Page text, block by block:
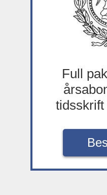
Full
tidsskrift